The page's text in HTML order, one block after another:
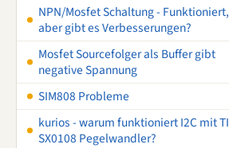
NPN/Mosfet Schaltung - Funktioniert,
aber gibt es Verbesserungen?
Mosfet Sourcefolger als Buffer gibt
negative Spannung
SIM808 Probleme
kurios - warum funktioniert I2C mit TI
SX0108 Pegelwandler?